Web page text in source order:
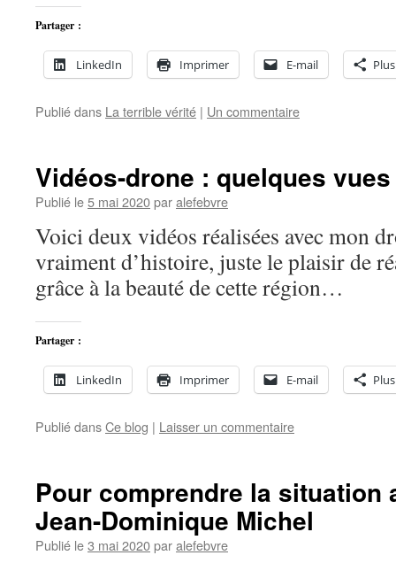
Partager :
LinkedIn Imprimer E-mail Plus
Publié dans La terrible vérité | Un commentaire
Vidéos-drone : quelques
Publié le5 mai 2020paralefebvre
Voici deux vidéos réalisées avec mon
vraiment d’histoire, juste le plaisir de
grâce à la beauté de cette région…
Partager :
LinkedIn Imprimer E-mail Plus
Publié dansCe blog | Laisser un commentaire
Pour comprendre la situation
Jean-Dominique Michel
Publié le3 mai 2020paralefebvre